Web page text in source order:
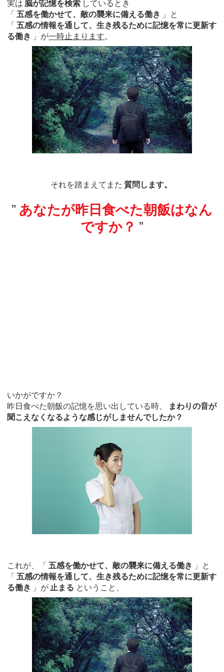
実は 脳が記憶を検索 しているとき
「 五感を働かせて、敵の襲来に備える働き
」と
「 五感の情報を通して、生き残るために記憶を常に更新す
る働き
」が一時止まります。
それを踏まえてまた 質問します。
” あなたが昨日食べた朝飯はなん
ですか？ ”
いかがですか？
昨日食べた朝飯の記憶を思い出している時、
まわりの音が
聞こえなくなるような感じがしませんでしたか？
これが、「 五感を働かせて、敵の襲来に備える働き
」と
「 五感の情報を通して、生き残るために記憶を常に更新す
る働き
」が 止まる ということ、